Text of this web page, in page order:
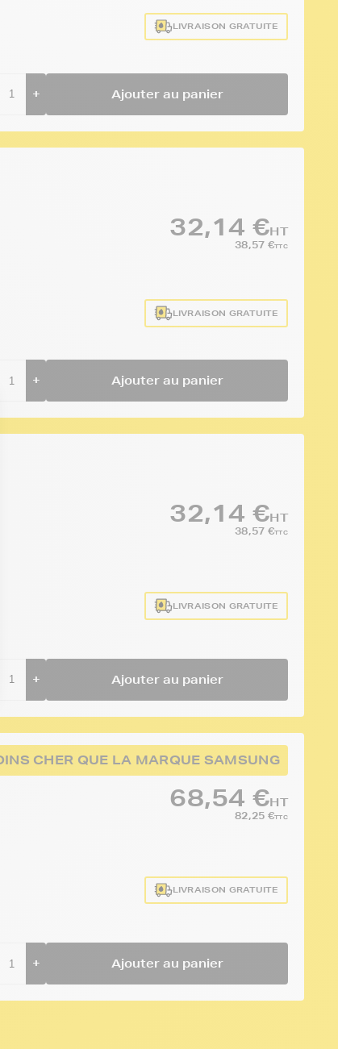
LIVRAISON GRATUITE
+ Ajouter au panier
32,14 €HT
38,57 €TTC
LIVRAISON GRATUITE
+ Ajouter au panier
32,14 €HT
38,57 €TTC
LIVRAISON GRATUITE
+ Ajouter au panier
CHER QUE LA MARQUE SAMSUNG
68,54 €HT
82,25 €TTC
LIVRAISON GRATUITE
+ Ajouter au panier